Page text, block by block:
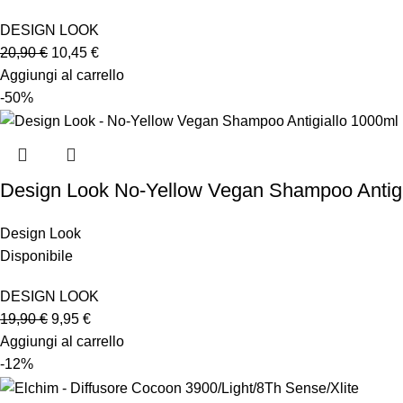
DESIGN LOOK
20,90€ 10,45 €
Aggiungi al carrello
-50%
Design Look No-Yellow Vegan Shampoo
Design Look
Disponibile
DESIGN LOOK
19,90€ 9,95 €
Aggiungi al carrello
-12%